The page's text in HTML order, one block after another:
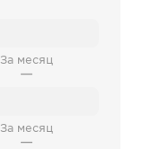
За месяц
—
За месяц
—